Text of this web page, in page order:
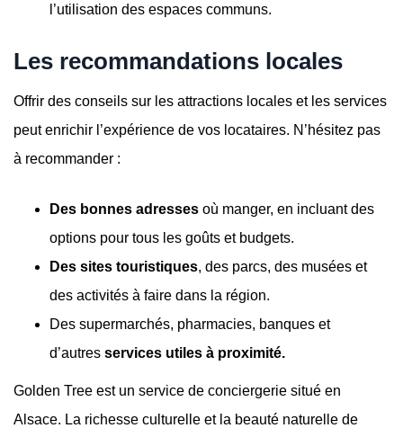
l’utilisation des espaces communs.
Les recommandations locales
Offrir des conseils sur les attractions locales et les services
peut enrichir l’expérience de vos locataires. N’hésitez pas
à recommander :
Des bonnes adresses où manger, en incluant des
options pour tous les goûts et budgets.
Des sites touristiques, des parcs, des musées et
des activités à faire dans la région.
Des supermarchés, pharmacies, banques et
d’autres services utiles à proximité.
Golden Tree est un service de conciergerie situé en
Alsace. La richesse culturelle et la beauté naturelle de